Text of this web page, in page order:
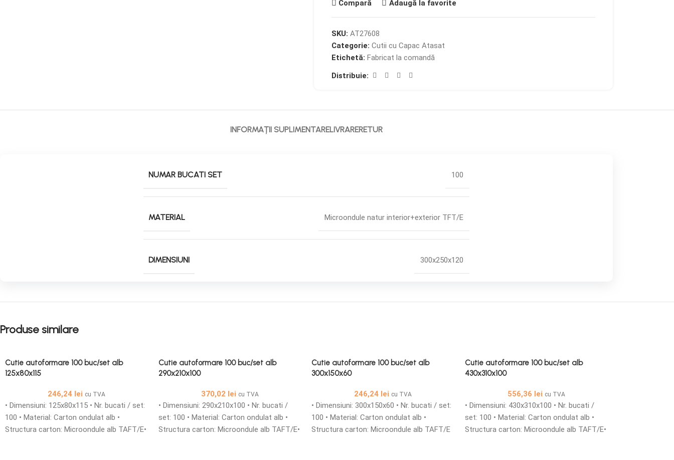
Compară Adaugă la favorite
SKU: AT27608
Categorie: Cutii cu Capac Atasat
Etichetă: Fabricat la comandă
Distribuie:
INFORMAȚII SUPLIMENTARELIVRARERETUR
NUMAR BUCATI SET 100
MATERIAL Microondule natur interior+exterior TFT/E
DIMENSIUNI 300x250x120
Produse similare
Cutie autoformare 100 buc/set alb
125x80x115
246,24 lei cu TVA
• Dimensiuni: 125x80x115 • Nr. bucati / set:
100 • Material: Carton ondulat alb •
Structura carton: Microondule alb TAFT/E•
Cutie autoformare 100 buc/set alb
290x210x100
370,02 lei cu TVA
• Dimensiuni: 290x210x100 • Nr. bucati /
set: 100 • Material: Carton ondulat alb •
Structura carton: Microondule alb TAFT/E•
Cutie autoformare 100 buc/set alb
300x150x60
246,24 lei cu TVA
• Dimensiuni: 300x150x60 • Nr. bucati / set:
100 • Material: Carton ondulat alb •
Structura carton: Microondule alb TAFT/E
Cutie autoformare 100 buc/set alb
430x310x100
556,36 lei cu TVA
• Dimensiuni: 430x310x100 • Nr. bucati /
set: 100 • Material: Carton ondulat alb •
Structura carton: Microondule alb TAFT/E•